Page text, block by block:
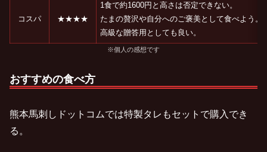
コスパ ★★★★
1食で約1600円と高さは否定できない。
たまの贅沢や自分へのご褒美として食べよう。
高級な贈答用としても良い。
※個人の感想です
おすすめの食べ方
熊本馬刺しドットコムでは特製タレもセットで購入でき
る。